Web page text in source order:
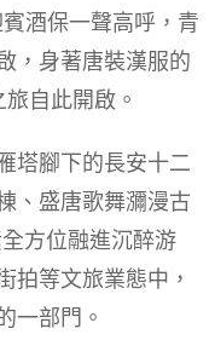
酒保一聲高呼，青
，身著唐裝漢服的
自此開啟。
腳下的長安十二
、盛唐歌舞瀰漫古
全方位融進沉醉游
拍等文旅業態中，
一部門。